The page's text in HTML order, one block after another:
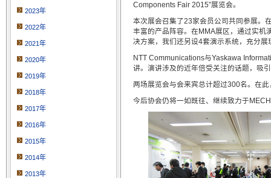
2023年
2022年
2021年
2020年
2019年
2018年
2017年
2016年
2015年
2014年
2013年
Components Fair 2015”展览会。
本次展会召集了23家会员公司共同参展。
丰富的产品阵容。在MMA展区，通过实机
决方案，我们还另设4套演示系统，充分
NTT Communications与Yaskawa
讲。演讲涉及的近年倍受关注的话题，吸
两场展览会与会来宾总计超过300名。在
今后协会仍将一如既往、继续致力于